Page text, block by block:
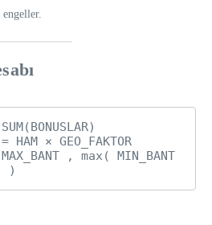
HAM × GEO_FAKTOR
, max( MIN_BANT